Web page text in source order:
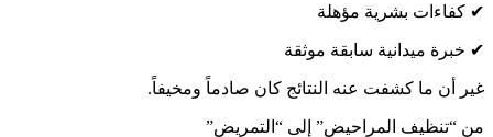
✔ كفاءات بشرية مؤهلة
✔ خبرة ميدانية سابقة موثقة
غير أن ما كشفت عنه النتائج كان صادماً ومخيفاً.
من “تنظيف المراحيض” إلى “التمريض”